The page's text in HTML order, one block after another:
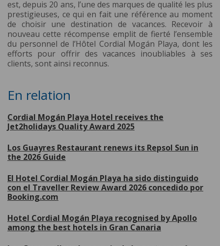
est, depuis 20 ans, l’une des marques de qualité les plus
prestigieuses, ce qui en fait une référence au moment
de choisir une destination de vacances. Recevoir à
nouveau cette récompense emplit de fierté l’ensemble
du personnel de l’Hôtel Cordial Mogán Playa, dont les
efforts pour offrir des vacances inoubliables à ses
clients, sont ainsi reconnus.
En relation
Cordial Mogán Playa Hotel receives the
Jet2holidays Quality Award 2025
Los Guayres Restaurant renews its Repsol Sun in
the 2026 Guide
El Hotel Cordial Mogán Playa ha sido distinguido
con el Traveller Review Award 2026 concedido por
Booking.com
Hotel Cordial Mogán Playa recognised by Apollo
among the best hotels in Gran Canaria